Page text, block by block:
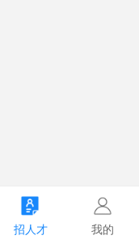
招人才 我的